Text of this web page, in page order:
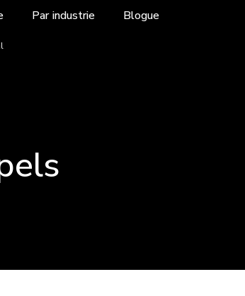
Par industrie Blogue